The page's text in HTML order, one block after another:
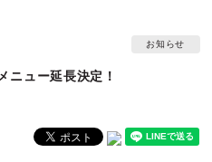
お知らせ
ニュー延長決定！